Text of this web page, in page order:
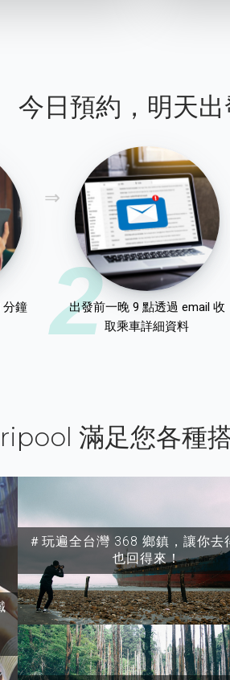
今日預約，明天出
分鐘
2
出發前一晚 9 點透過 email 收
取乘車詳細資料
滿足您各種
＃玩遍全台灣 368 鄉鎮，讓你去
也回得來！